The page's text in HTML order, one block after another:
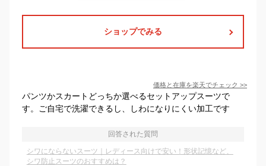
ショップでみる
価格と在庫を楽天でチェック >>
パンツかスカートどっちか選べるセットアップスーツで
す。ご自宅で洗濯できるし、しわになりにくい加工です
回答された質問
シワにならないスーツ｜レディース向けで安い！形状記憶など、
シワ防止スーツのおすすめは？